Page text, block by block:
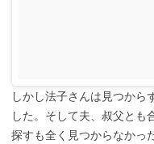
しかし法子さんは見つから
した。そして夫、叔父とも
探すも全く見つからなかっ